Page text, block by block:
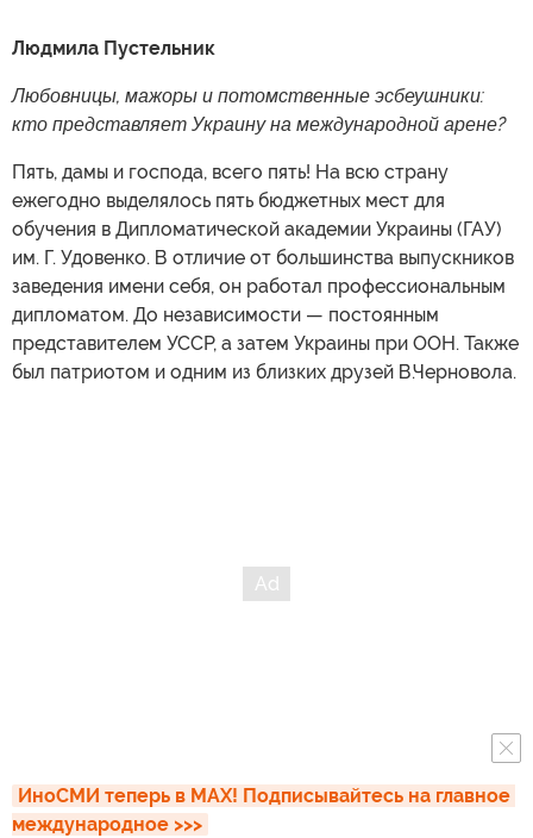
Людмила Пустельник
Любовницы, мажоры и потомственные эсбеушники:
кто представляет Украину на международной арене?
Пять, дамы и господа, всего пять! На всю страну
ежегодно выделялось пять бюджетных мест для
обучения в Дипломатической академии Украины (ГАУ)
им. Г. Удовенко. В отличие от большинства выпускников
заведения имени себя, он работал профессиональным
дипломатом. До независимости — постоянным
представителем УССР, а затем Украины при ООН. Также
был патриотом и одним из близких друзей В.Черновола.
ИноСМИ теперь в MAX! Подписывайтесь на главное
международное >>>